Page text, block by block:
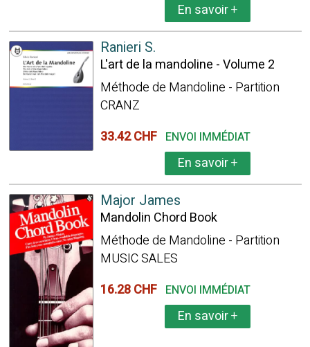
En savoir+
Ranieri S.
L'art de la mandoline - Volume 2
Méthode de Mandoline - Partition
CRANZ
33.42 CHF ENVOI IMMÉDIAT
En savoir+
Major James
Mandolin Chord Book
Méthode de Mandoline - Partition
MUSIC SALES
16.28 CHF ENVOI IMMÉDIAT
En savoir+